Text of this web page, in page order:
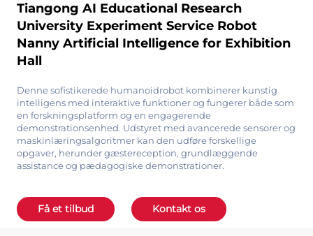
Tiangong AI Educational Research
University Experiment Service Robot
Nanny Artificial Intelligence for Exhibition
Hall
Denne sofistikerede humanoidrobot kombinerer kunstig
intelligens med interaktive funktioner og fungerer både som
en forskningsplatform og en engagerende
demonstrationsenhed. Udstyret med avancerede sensorer og
maskinlæringsalgoritmer kan den udføre forskellige
opgaver, herunder gæstereception, grundlæggende
assistance og pædagogiske demonstrationer.
Få et tilbud Kontakt os